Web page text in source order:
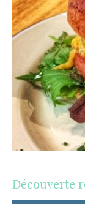
Découverte